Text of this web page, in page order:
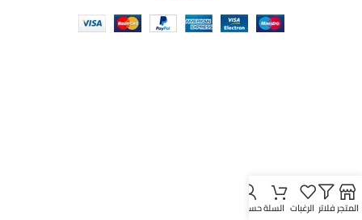
المتجرفلاتر الرغبات السلةحسابي